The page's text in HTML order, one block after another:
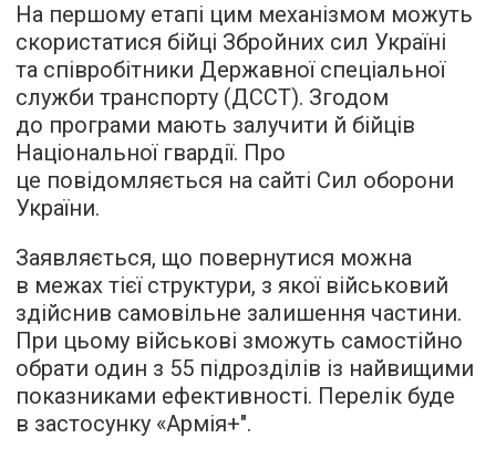
На першому етапі цим механізмом можуть
скористатися бійці Збройних сил Україні
та співробітники Державної спеціальної
служби транспорту (ДССТ). Згодом
до програми мають залучити й бійців
Національної гвардії. Про
це повідомляється на сайті Сил оборони
України.
Заявляється, що повернутися можна
в межах тієї структури, з якої військовий
здійснив самовільне залишення частини.
При цьому військові зможуть самостійно
обрати один з 55 підрозділів із найвищими
показниками ефективності. Перелік буде
в застосунку «Армія+".